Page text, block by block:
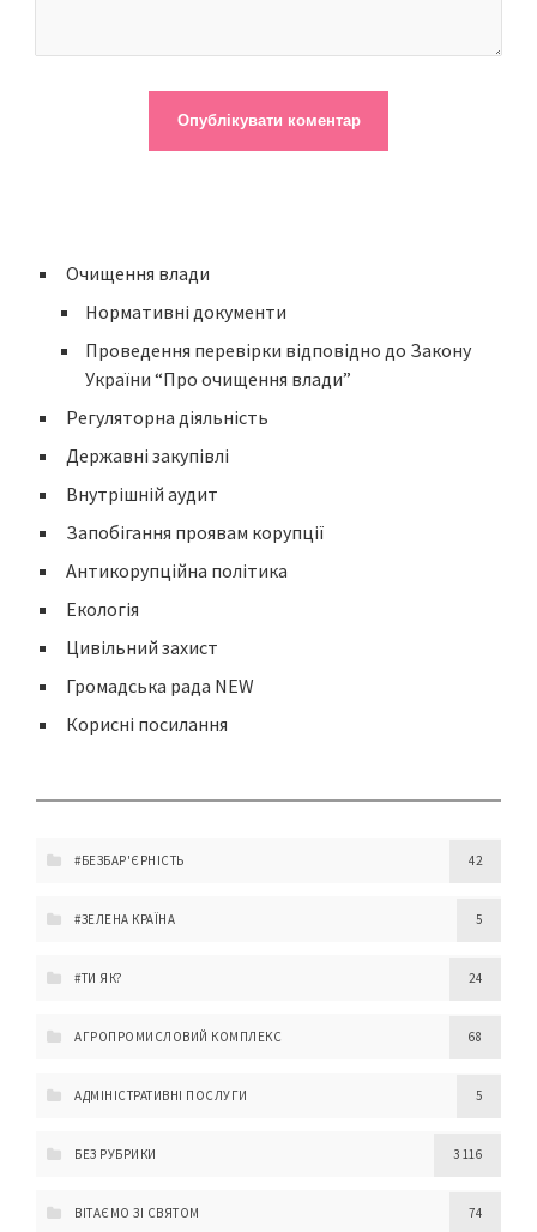
Очищення влади
Нормативні документи
Проведення перевірки відповідно до Закону
України “Про очищення влади”
Регуляторна діяльність
Державні закупівлі
Внутрішній аудит
Запобігання проявам корупції
Антикорупційна політика
Екологія
Цивільний захист
Громадська рада NEW
Корисні посилання
#БЕЗБАР'ЄРНІСТЬ 42
#ЗЕЛЕНА КРАЇНА 5
#ТИ ЯК? 24
АГРОПРОМИСЛОВИЙ КОМПЛЕКС 68
АДМІНІСТРАТИВНІ ПОСЛУГИ 5
БЕЗ РУБРИКИ 3 116
ВІТАЄМО ЗІ СВЯТОМ 74